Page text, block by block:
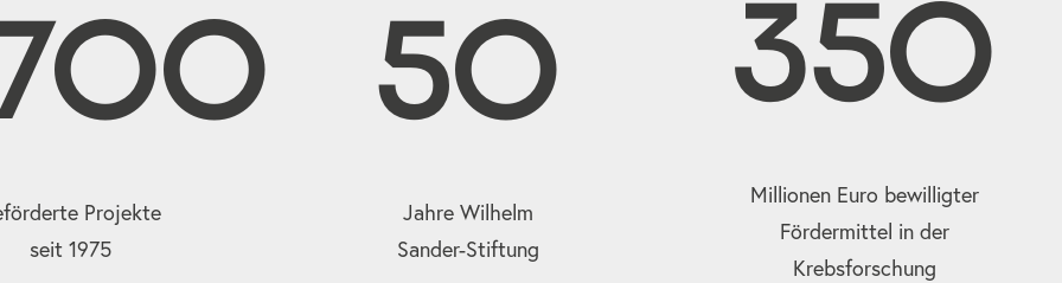
Projekte
seit 1975
50
Jahre Wilhelm
Sander-Stiftung
350
Millionen Euro bewilligter
Fördermittel in der
Krebsforschung